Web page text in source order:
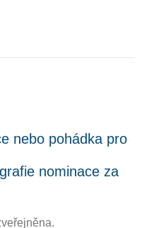
nebo pohádka pro
nominace za